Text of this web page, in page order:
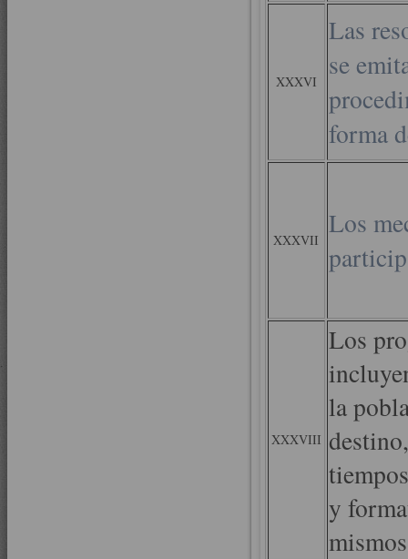
XXXVI
Las
se
forma
XXXVII
Los
XXXVIII
Los
la
y